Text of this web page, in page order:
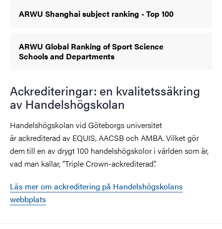
ARWU Shanghai subject ranking - Top 100
ARWU Global Ranking of Sport Science
Schools and Departments
Ackrediteringar: en kvalitetssäkring
av Handelshögskolan
Handelshögskolan vid Göteborgs universitet
är ackrediterad av EQUIS, AACSB och AMBA. Vilket gör
dem till en av drygt 100 handelshögskolor i världen som är,
vad man kallar, ”Triple Crown-ackrediterad”.
Läs mer om ackreditering på Handelshögskolans
webbplats